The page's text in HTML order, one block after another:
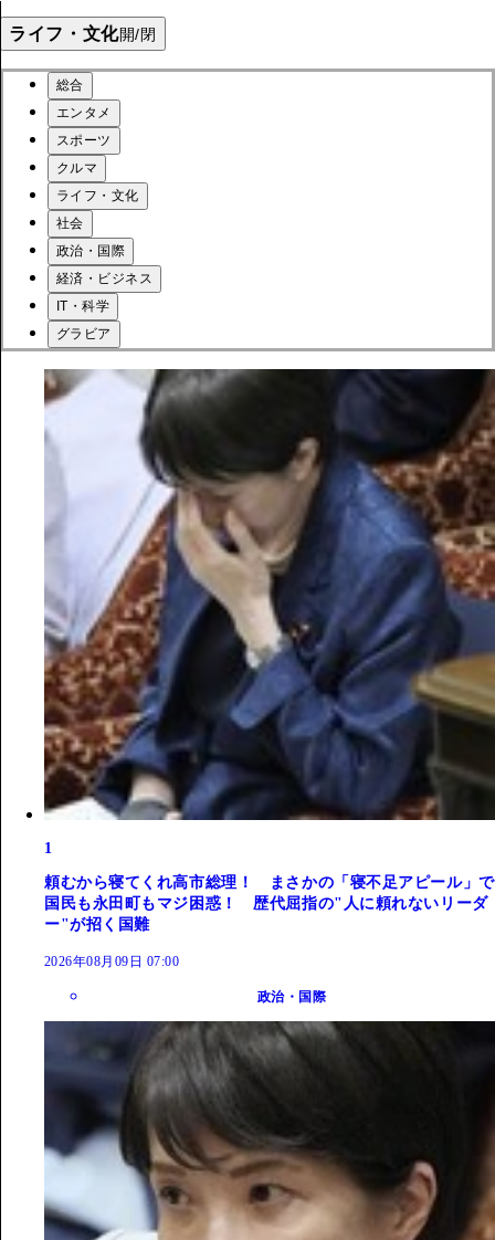
ライフ・文化開/閉
総合
エンタメ
スポーツ
クルマ
ライフ・文化
社会
政治・国際
経済・ビジネス
IT・科学
グラビア
1
頼むから寝てくれ高市総理！ まさかの「寝不足アピール」で
国民も永田町もマジ困惑！ 歴代屈指の"人に頼れないリーダ
ー"が招く国難
2026年08月09日 07:00
政治・国際